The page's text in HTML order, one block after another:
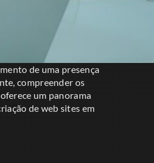
de uma presença
compreender os
um panorama
de web sites em